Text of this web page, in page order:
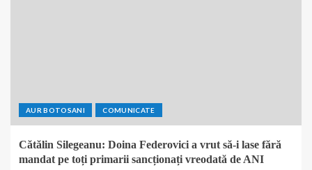
AUR BOTOSANI COMUNICATE
Cătălin Silegeanu: Doina Federovici a vrut să-i lase fără
mandat pe toți primarii sancționați vreodată de ANI